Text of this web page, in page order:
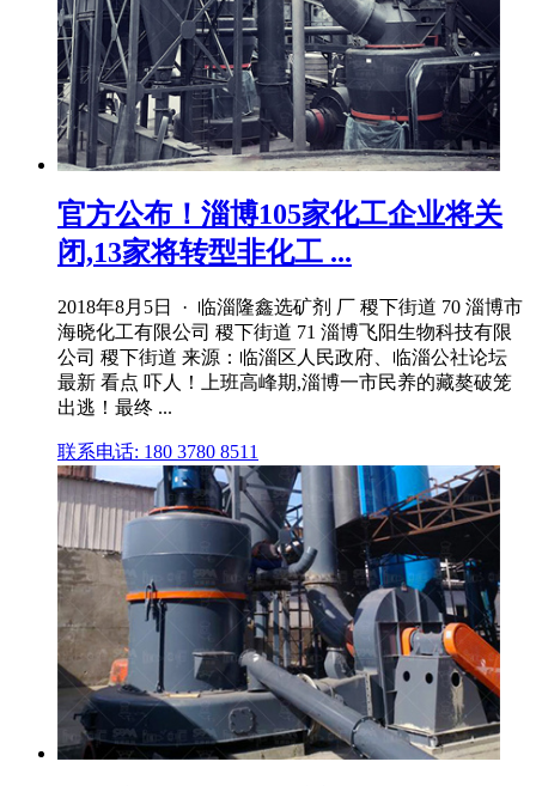
官方公布！淄博105家化工企业将关
闭,13家将转型非化工 ...
2018年8月5日 · 临淄隆鑫选矿剂 厂 稷下街道 70 淄博市
海晓化工有限公司 稷下街道 71 淄博飞阳生物科技有限
公司 稷下街道 来源：临淄区人民政府、临淄公社论坛
最新 看点 吓人！上班高峰期,淄博一市民养的藏獒破笼
出逃！最终 ...
联系电话: 180 3780 8511